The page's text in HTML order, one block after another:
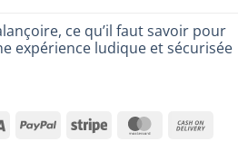
ce qu’il faut savoir pour
expérience ludique et sécurisée
Visa PayPal Stripe MasterCard